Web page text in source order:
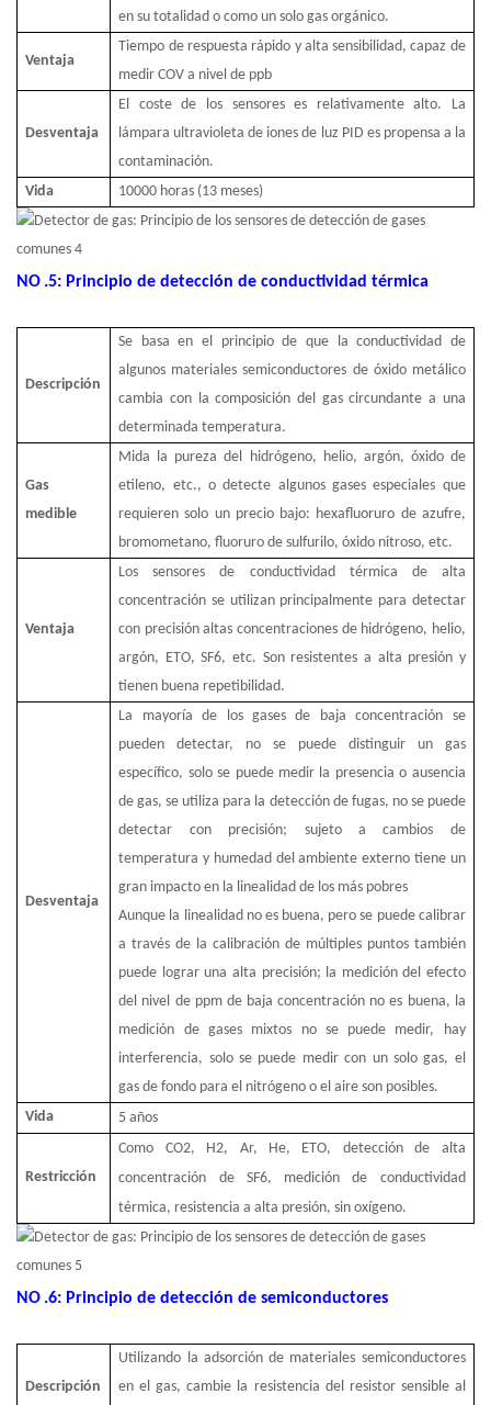
en su totalidad o como un solo gas orgánico.
Ventaja
Tiempo de respuesta rápido y alta sensibilidad, capaz de
medir COV a nivel de ppb
Desventaja
El coste de los sensores es relativamente alto. La
lámpara ultravioleta de iones de luz PID es propensa a la
contaminación.
Vida
10000 horas (13 meses)
NO .5: Principio de detección de conductividad térmica
Descripción
Se basa en el principio de que la conductividad de
algunos materiales semiconductores de óxido metálico
cambia con la composición del gas circundante a una
determinada temperatura.
Gas
medible
Mida la pureza del hidrógeno, helio, argón, óxido de
etileno, etc., o detecte algunos gases especiales que
requieren solo un precio bajo: hexafluoruro de azufre,
bromometano, fluoruro de sulfurilo, óxido nitroso, etc.
Ventaja
Los sensores de conductividad térmica de alta
concentración se utilizan principalmente para detectar
con precisión altas concentraciones de hidrógeno, helio,
argón, ETO, SF6, etc. Son resistentes a alta presión y
tienen buena repetibilidad.
Desventaja
La mayoría de los gases de baja concentración se
pueden detectar, no se puede distinguir un gas
específico, solo se puede medir la presencia o ausencia
de gas, se utiliza para la detección de fugas, no se puede
detectar con precisión; sujeto a cambios de
temperatura y humedad del ambiente externo tiene un
gran impacto en la linealidad de los más pobres
Aunque la linealidad no es buena, pero se puede calibrar
a través de la calibración de múltiples puntos también
puede lograr una alta precisión; la medición del efecto
del nivel de ppm de baja concentración no es buena, la
medición de gases mixtos no se puede medir, hay
interferencia, solo se puede medir con un solo gas, el
gas de fondo para el nitrógeno o el aire son posibles.
Vida
5 años
Restricción
Como CO2, H2, Ar, He, ETO, detección de alta
concentración de SF6, medición de conductividad
térmica, resistencia a alta presión, sin oxígeno.
NO .6: Principio de detección de semiconductores
Descripción
Utilizando la adsorción de materiales semiconductores
en el gas, cambie la resistencia del resistor sensible al